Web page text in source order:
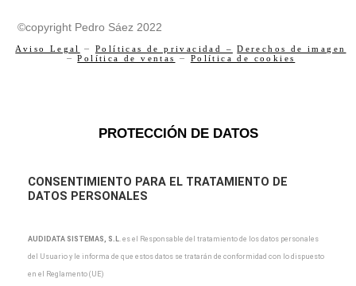
©copyright Pedro Sáez 2022
Aviso Legal – Políticas de privacidad –
Derechos de imagen
–Política de ventas – Política de cookies
PROTECCIÓN DE DATOS
CONSENTIMIENTO PARA EL TRATAMIENTO DE
DATOS PERSONALES
AUDIDATA SISTEMAS, S.L es el Responsable del tratamiento de los datos personales
del Usuario y le informa de que estos datos se tratarán de conformidad con lo dispuesto
en el Reglamento (UE)